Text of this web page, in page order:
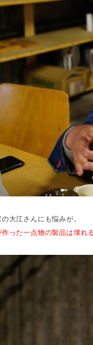
大江さんにも悩みが。
作った一点物の製品は壊れ